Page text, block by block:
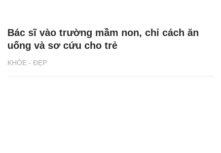
KHỎE - ĐẸP
Bác sĩ vào trường mầm non, chỉ cách ăn
uống và sơ cứu cho trẻ